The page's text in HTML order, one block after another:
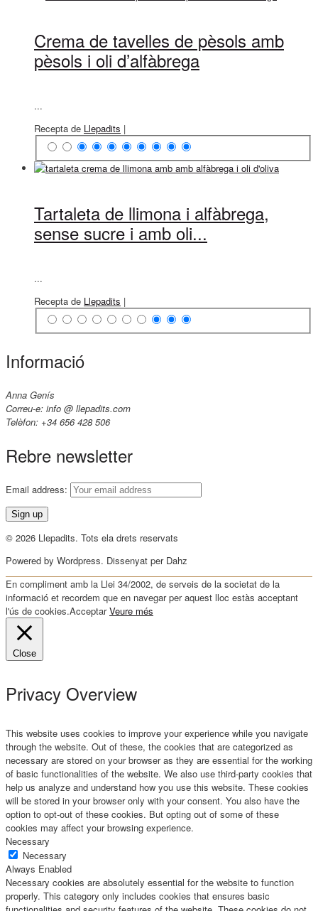
Crema de tavelles de pèsols amb
pèsols i oli d’alfàbrega
...
Recepta de Llepadits |
Tartaleta de llimona i alfàbrega,
sense sucre i amb oli...
...
Recepta de Llepadits |
Informació
Anna Genís
Correu-e: info @ llepadits.com
Telèfon: +34 656 428 506
Rebre newsletter
Email address:
© 2026 Llepadits. Tots ela drets reservats
Powered by Wordpress. Dissenyat per Dahz
En compliment amb la Llei 34/2002, de serveis de la societat de la
informació et recordem que en navegar per aquest lloc estàs acceptant
l'ús de cookies.Acceptar Veure més
Close
Privacy Overview
This website uses cookies to improve your experience while you navigate
through the website. Out of these, the cookies that are categorized as
necessary are stored on your browser as they are essential for the working
of basic functionalities of the website. We also use third-party cookies that
help us analyze and understand how you use this website. These cookies
will be stored in your browser only with your consent. You also have the
option to opt-out of these cookies. But opting out of some of these
cookies may affect your browsing experience.
Necessary
Necessary
Always Enabled
Necessary cookies are absolutely essential for the website to function
properly. This category only includes cookies that ensures basic